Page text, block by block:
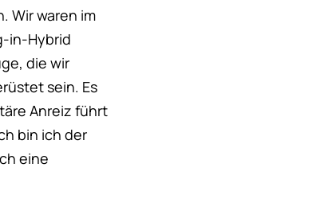
Wir waren im
in-Hybrid
die wir
sein. Es
Anreiz führt
bin ich der
eine